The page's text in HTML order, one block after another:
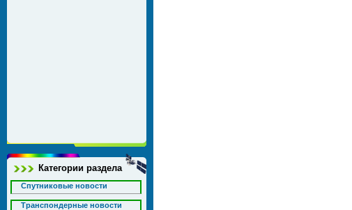
Категории раздела
Спутниковые новости
Транспондерные новости